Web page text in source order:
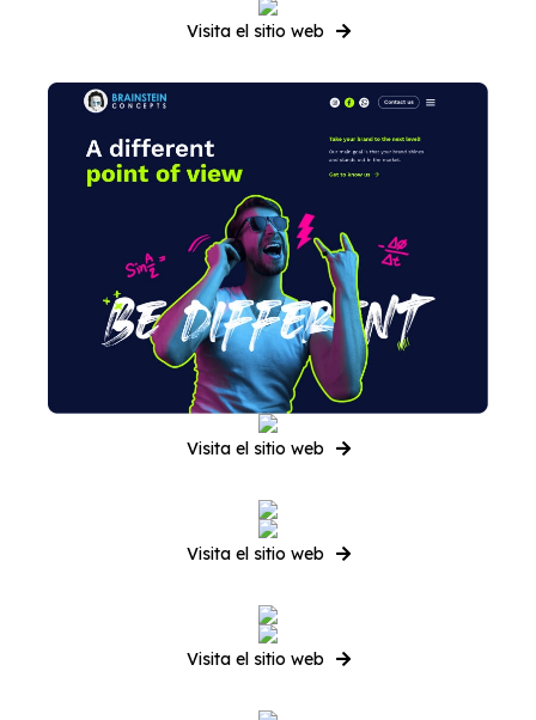
Visita el sitio web
Visita el sitio web
Visita el sitio web
Visita el sitio web